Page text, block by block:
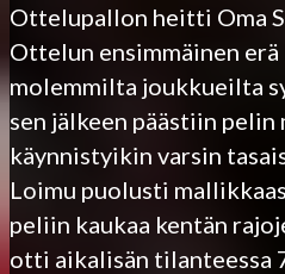
Ottelupallon heitti Oma
Ottelun ensimmäinen
molemmilta joukkueilta
sen jälkeen päästiin pelin
käynnistyikin varsin
Loimu puolusti
peliin kaukaa kentän
otti aikalisän tilanteessa